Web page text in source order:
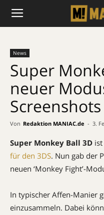
News
Super
neuer
Screenshots
Von Redaktion MANIAC.de - 3.
Super Monkey Ball 3D
für den 3DS. Nun gab der
neuen ‘Monkey Fight’-
In typischer Affen-Manier
einzusammeln. Dabei